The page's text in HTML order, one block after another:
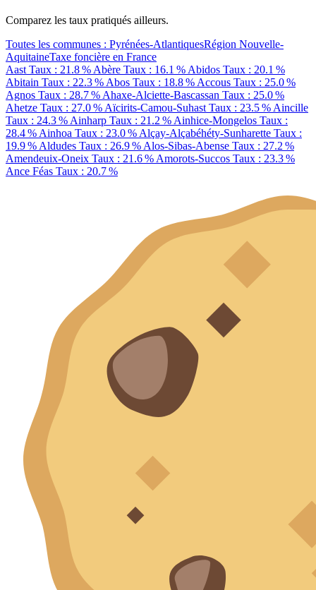
Comparez les taux pratiqués ailleurs.
Toutes les communes : Pyrénées-AtlantiquesRégion Nouvelle-
AquitaineTaxe foncière en France
Aast Taux : 21.8 % Abère Taux : 16.1 % Abidos Taux : 20.1 %
Abitain Taux : 22.3 % Abos Taux : 18.8 % Accous Taux : 25.0 %
Agnos Taux : 28.7 % Ahaxe-Alciette-Bascassan Taux : 25.0 %
Ahetze Taux : 27.0 % Aïcirits-Camou-Suhast Taux : 23.5 % Aincille
Taux : 24.3 % Ainharp Taux : 21.2 % Ainhice-Mongelos Taux :
28.4 % Ainhoa Taux : 23.0 % Alçay-Alçabéhéty-Sunharette Taux :
19.9 % Aldudes Taux : 26.9 % Alos-Sibas-Abense Taux : 27.2 %
Amendeuix-Oneix Taux : 21.6 % Amorots-Succos Taux : 23.3 %
Ance Féas Taux : 20.7 %